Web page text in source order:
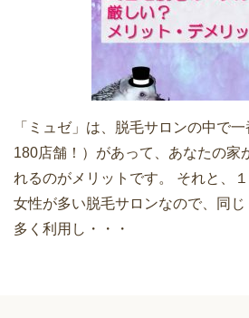
「ミュゼ」は、脱毛サロンの中で
180店舗！）があって、あなたの家
れるのがメリットです。 それと、
女性が多い脱毛サロンなので、同
多く利用し・・・